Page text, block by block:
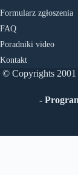
Formularz zgłoszenia
FAQ
Poradniki video
Kontakt
© Copyrights
-